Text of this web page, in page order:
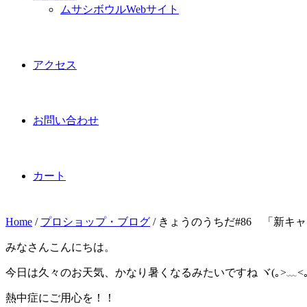
ムサシボウルWebサイト
アクセス
お問い合わせ
カート
Home / プロショップ・ブログ / きょうのうちだ#86 「新キャ
みなさんこんにちは。
今日は久々のお天気、かなり暑くなるみたいですね ヾ(｡>﹏<
熱中症にご用心を！！